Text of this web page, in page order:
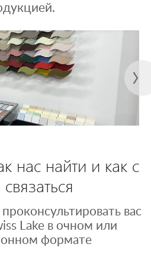
нас найти и как с
вас
Lake в очном или
формате